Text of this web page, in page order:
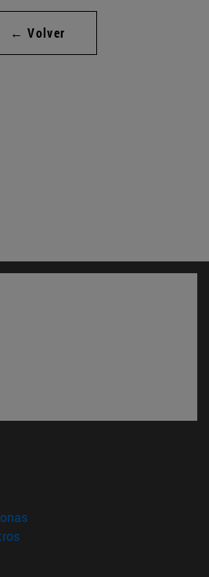
← Volver
ventana)
(abre en nueva ventana)
(abre en nueva ventana)